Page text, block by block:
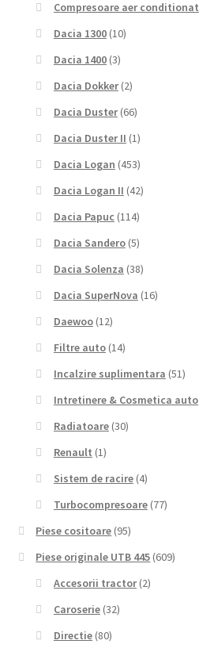
Compresoare aer conditionat
Dacia 1300 (10)
Dacia 1400 (3)
Dacia Dokker (2)
Dacia Duster (66)
Dacia Duster II (1)
Dacia Logan (453)
Dacia Logan II (42)
Dacia Papuc (114)
Dacia Sandero (5)
Dacia Solenza (38)
Dacia SuperNova (16)
Daewoo (12)
Filtre auto (14)
Incalzire suplimentara (51)
Intretinere & Cosmetica auto
Radiatoare (30)
Renault (1)
Sistem de racire (4)
Turbocompresoare (77)
Piese cositoare (95)
Piese originale UTB 445 (609)
Accesorii tractor (2)
Caroserie (32)
Directie (80)